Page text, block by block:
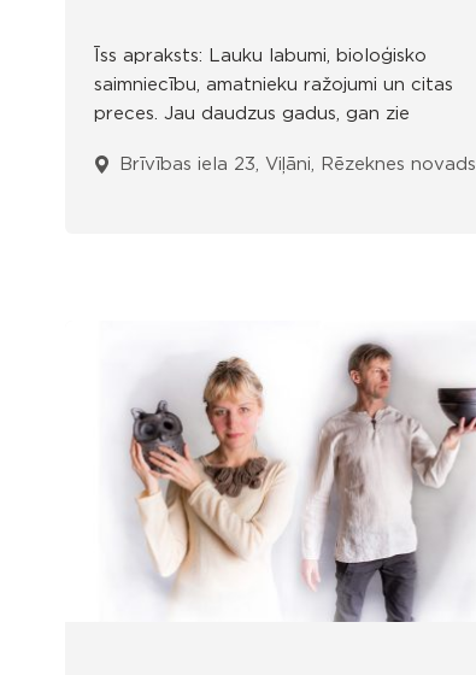
Īss apraksts: Lauku labumi, bioloģisko
saimniecību, amatnieku ražojumi un citas
preces. Jau daudzus gadus, gan zie
Brīvības iela 23, Viļāni, Rēzeknes novads